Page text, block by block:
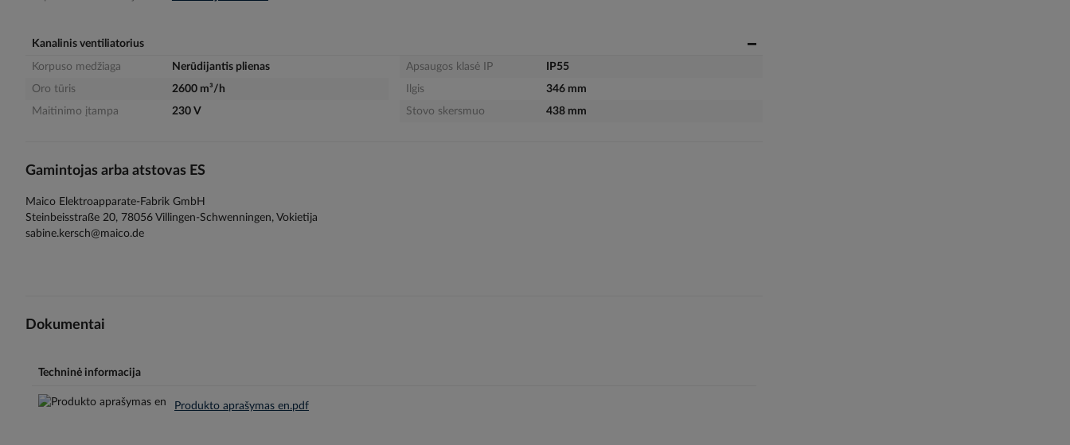
Kanalinis ventiliatorius
Korpuso medžiaga
Nerūdijantis plienas
Oro tūris
2600 m³/h
Maitinimo įtampa
230 V
Apsaugos klasė IP
IP55
Ilgis
346 mm
Stovo skersmuo
438 mm
Gamintojas arba atstovas ES
Maico Elektroapparate-Fabrik GmbH
Steinbeisstraße 20, 78056 Villingen-Schwenningen, Vokietija
sabine.kersch@maico.de
Dokumentai
Techninė informacija
Produkto aprašymas en.pdf